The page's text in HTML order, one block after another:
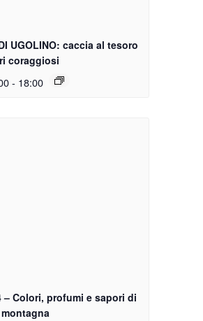
UGOLINO: caccia al tesoro
coraggiosi
- 18:00
– Colori, profumi e sapori di